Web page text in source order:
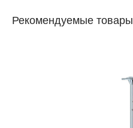
Рекомендуемые товары